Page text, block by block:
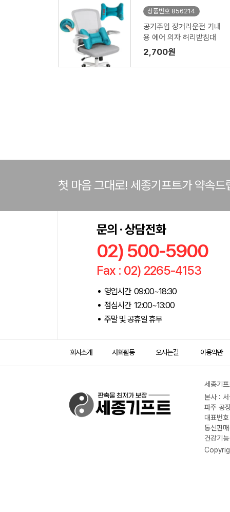
상품번호 856214
공기주입 장거리운전 기내
용 에어 의자 허리받침대
2,700원
첫 마음 그대로! 세종기프트가 약속드
문의 · 상담전화
02) 500-5900
Fax : 02) 2265-4153
영업시간 09:00~18:30
점심시간 12:00~13:00
주말 및 공휴일 휴무
회사소개 사회활동 오시는길 이용약관
세종기
본사 :
파주 공
대표번
통신판
건강기